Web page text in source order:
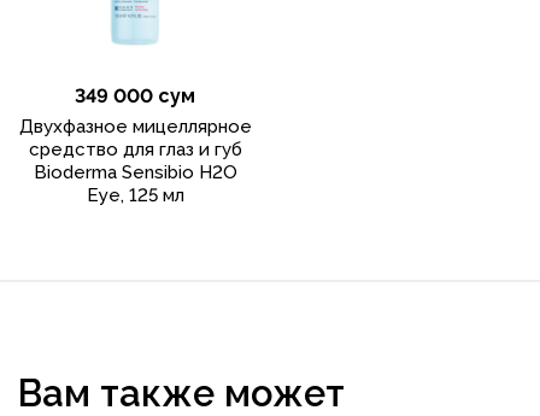
349 000 сум
Двухфазное мицеллярное
средство для глаз и губ
Bioderma Sensibio H2O
Eye, 125 мл
Вам также может